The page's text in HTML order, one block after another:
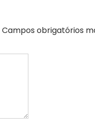
Campos obrigatórios